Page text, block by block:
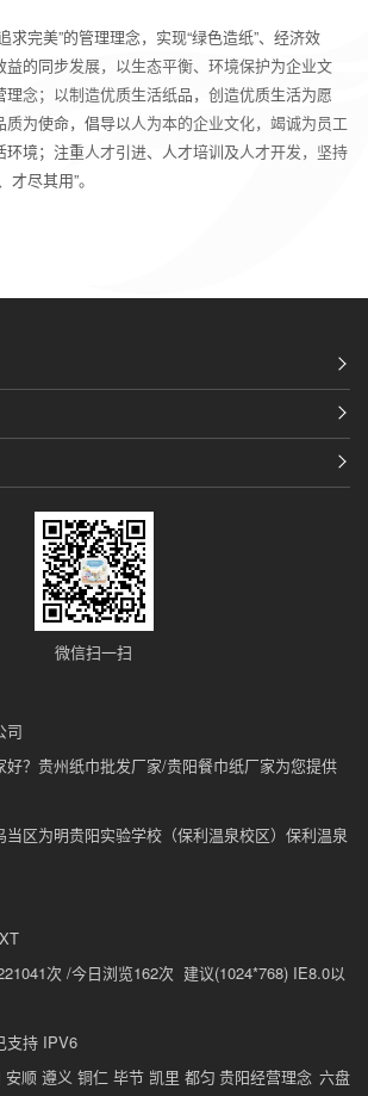
求完美”的管理理念，实现“绿色造纸”、经济效
的同步发展，以生态平衡、环境保护为企业文
念；以制造优质生活纸品，创造优质生活为愿
为使命，倡导以人为本的企业文化，竭诚为员工
境；注重人才引进、人才培训及人才开发，坚持
尽其用”。
微信扫一扫
司
好？贵州纸巾批发厂家/贵阳餐巾纸厂家为您提供
区为明贵阳实验学校（保利温泉校区）保利温泉
次 /今日浏览162次 建议(1024*768) IE8.0以
支持 IPV6
顺 遵义 铜仁 毕节 凯里 都匀 贵阳经营理念 六盘